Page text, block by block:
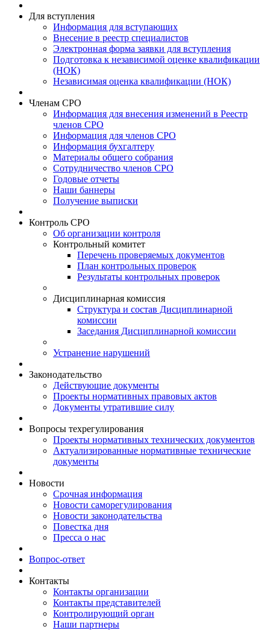
Для вступления
Информация для вступающих
Внесение в реестр специалистов
Электронная форма заявки для вступления
Подготовка к независимой оценке квалификации
(НОК)
Независимая оценка квалификации (НОК)
Членам СРО
Информация для внесения изменений в Реестр
членов СРО
Информация для членов СРО
Информация бухгалтеру
Материалы общего собрания
Сотрудничество членов СРО
Годовые отчеты
Наши баннеры
Получение выписки
Контроль СРО
Об организации контроля
Контрольный комитет
Перечень проверяемых документов
План контрольных проверок
Результаты контрольных проверок
Дисциплинарная комиссия
Структура и состав Дисциплинарной
комиссии
Заседания Дисциплинарной комиссии
Устранение нарушений
Законодательство
Действующие документы
Проекты нормативных правовых актов
Документы утратившие силу
Вопросы техрегулирования
Проекты нормативных технических документов
Актуализированные нормативные технические
документы
Новости
Срочная информация
Новости саморегулирования
Новости законодательства
Повестка дня
Пресса о нас
Вопрос-ответ
Контакты
Контакты организации
Контакты представителей
Контролирующий орган
Наши партнеры